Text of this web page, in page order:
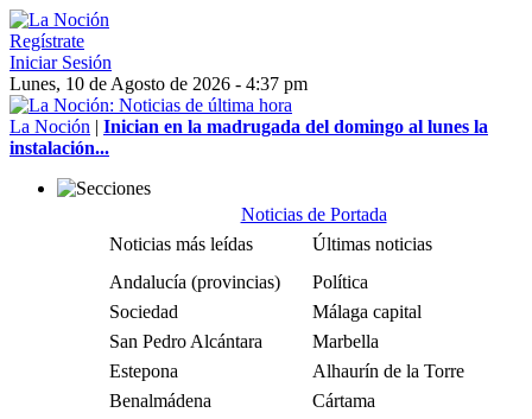
Regístrate
Iniciar Sesión
Lunes, 10 de Agosto de 2026 - 4:37 pm
La Noción | Inician en la madrugada del domingo al lunes la
instalación...
Noticias de Portada
Noticias más leídas
Últimas noticias
Andalucía (provincias)
Política
Sociedad
Málaga capital
San Pedro Alcántara
Marbella
Estepona
Alhaurín de la Torre
Benalmádena
Cártama